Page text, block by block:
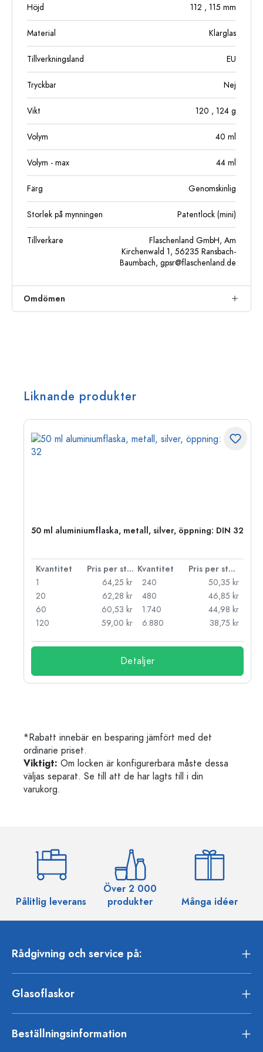
Höjd 112 , 115 mm
Material Klarglas
Tillverkningsland EU
Tryckbar Nej
Vikt 120 , 124 g
Volym 40 ml
Volym - max 44 ml
Färg Genomskinlig
Storlek på mynningen Patentlock (mini)
Tillverkare
Flaschenland GmbH, Am
Kirchenwald 1, 56235 Ransbach-
Baumbach, gpsr@flaschenland.de
Omdömen
Liknande produkter
50 ml aluminiumflaska, metall, silver, öppning: DIN 32
Kvantitet Pris per styck Kvantitet
Pris per styck
1
64,25 kr
20
62,28 kr
60
60,53 kr
120
59,00 kr
240
50,35 kr
480
46,85 kr
1.740
44,98 kr
6.880
38,75 kr
Detaljer
*Rabatt innebär en besparing jämfört med det
ordinarie priset.
Viktigt: Om locken är konfigurerbara måste dessa
väljas separat. Se till att de har lagts till i din
varukorg.
Pålitlig leverans
Över 2 000
produkter
Många idéer
Rådgivning och service på:
Glasoflaskor
Beställningsinformation